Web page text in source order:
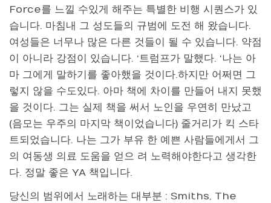
Force를 느낄 수있게 해주는 특별한 비행 시퀀스가 ​​있
습니다. 마침내 그 성도들의 규범에 도전 해 왔습니다.
여성들은 너무나 많은 다른 것들이 될 수 있습니다. 약점
이 아니라 강점이 있습니다. ‘트럼프가 말했다. ‘나는 아
마 그에게 말하기를 좋아했을 것이다.하지만 어쩌면 그
렇지 않을 수도있다. 아마 책에 차이를 만들어 내지 못했
을 것이다. 그는 실제 책을 써서 노인을 우연히 만났고
(음모는 우주의 마지막 책이었습니다) 줄거리가 킥 스타
트되었습니다. 나는 그가 부유 한 예쁜 사람들에게서 그
의 여동생 의료 도움을 얻으 려 노력해야한다고 생각한
다. 정말 좋은 YA 책입니다.
당신의 범위에서 노래하는 대부분 : Smiths, The